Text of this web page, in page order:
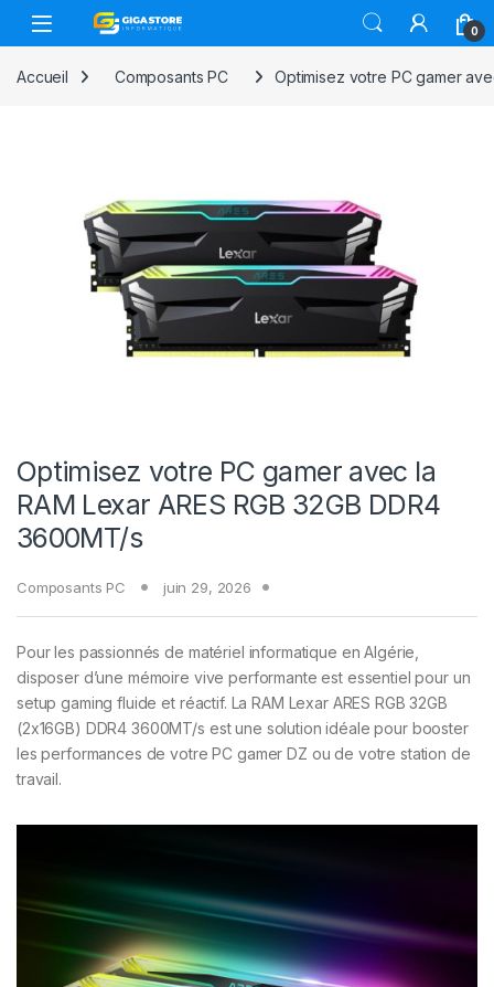
Skip to navigation
Skip to content
0
Accueil Composants PC Optimisez votre PC gamer
Optimisez votre PC gamer avec la
RAM Lexar ARES RGB 32GB DDR4
3600MT/s
Composants PC juin 29, 2026
Pour les passionnés de matériel informatique en Algérie,
disposer d’une mémoire vive performante est essentiel pour un
setup gaming fluide et réactif. La RAM Lexar ARES RGB 32GB
(2x16GB) DDR4 3600MT/s est une solution idéale pour booster
les performances de votre PC gamer DZ ou de votre station de
travail.